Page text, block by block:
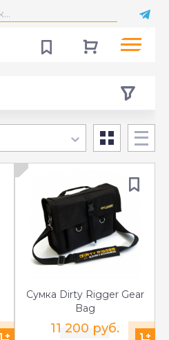
Сумка Dirty Rigger Gear
Bag
11 200 руб.